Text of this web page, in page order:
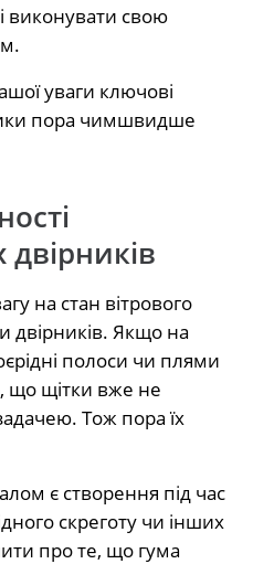
виконувати свою
уваги ключові
пора чимшвидше
на стан вітрового
двірників. Якщо на
полоси чи плями
що щітки вже не
Тож пора їх
є створення під час
скреготу чи інших
про те, що гума